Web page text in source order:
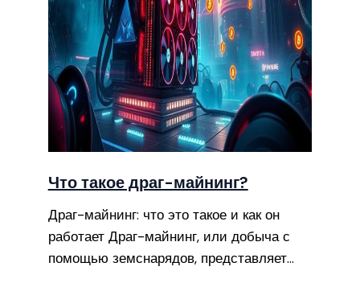
Что такое драг-майнинг?
Драг-майнинг: что это такое и как он
работает Драг-майнинг, или добыча с
помощью земснарядов, представляет…